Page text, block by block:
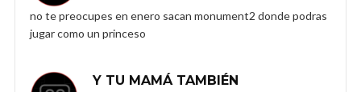
no te preocupes en enero sacan monument2 donde podras
jugar como un princeso
Y TU MAMÁ TAMBIÉN